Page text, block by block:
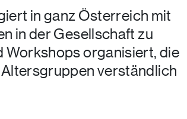
in ganz Österreich mit
in der Gesellschaft zu
Workshops organisiert, die
verständlich